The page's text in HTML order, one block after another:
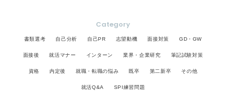
Category
書類選考 自己分析 自己PR 志望動機 面接対策 GD・GW
面接後 就活マナー インターン 業界・企業研究 筆記試験対策
資格 内定後 就職・転職の悩み 既卒 第二新卒 その他
就活Q&A SPI練習問題